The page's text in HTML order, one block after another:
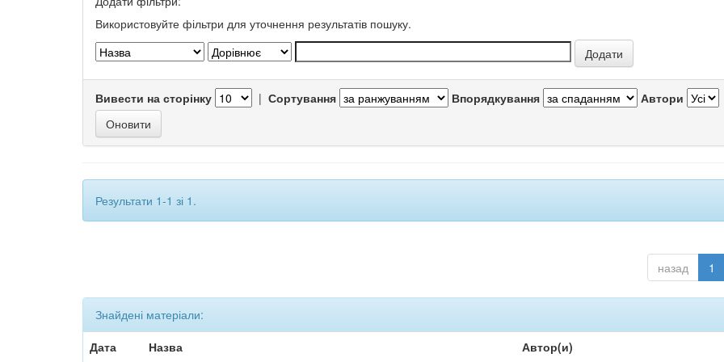
Використовуйте фільтри для уточнення результатів пошуку.
Вивести на сторінку | Сортування Впорядкування Автори
Результати 1-1 зі 1.
назад 1
Знайдені матеріали:
Дата
Назва Автор(и)